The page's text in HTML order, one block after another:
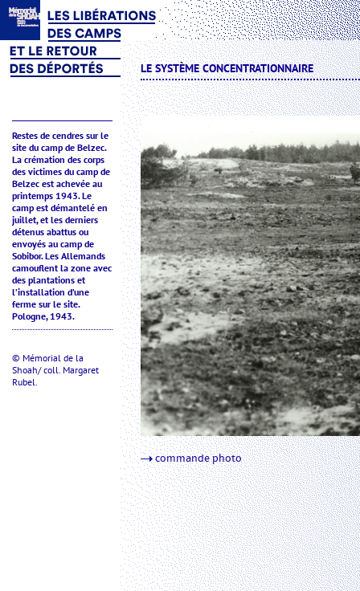
Restes de cendres sur le
site du camp de Belzec.
La crémation des corps
des victimes du camp de
Belzec est achevée au
printemps 1943. Le
camp est démantelé en
juillet, et les derniers
détenus abattus ou
envoyés au camp de
Sobibor. Les Allemands
camouflent la zone avec
des plantations et
l’installation d’une
ferme sur le site.
Pologne, 1943.
© Mémorial de la
Shoah/ coll. Margaret
Rubel.
LE SYSTÈME CONCENTRATIONNAIRE
commande photo